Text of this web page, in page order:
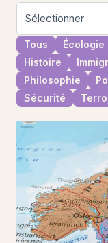
Tous Écologie
Histoire
Philosophie
Sécurité